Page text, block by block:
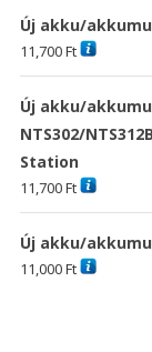
Új akku/
11,700Ft
Új akku/
NTS302/
Station
11,700Ft
Új akku/
11,000Ft